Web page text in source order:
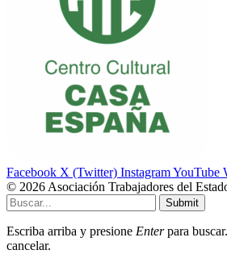
Facebook X (Twitter) InstagramYouTube
© 2026 Asociación Trabajadores del
Submit
Escriba arriba y presione Enterpara
cancelar.